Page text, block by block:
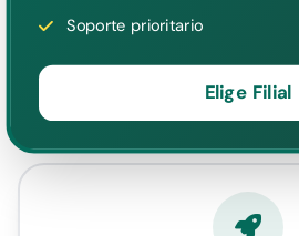
Soporte prioritario
Elige Filial